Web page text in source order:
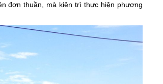
đơn thuần, mà kiên trì thực hiện phương